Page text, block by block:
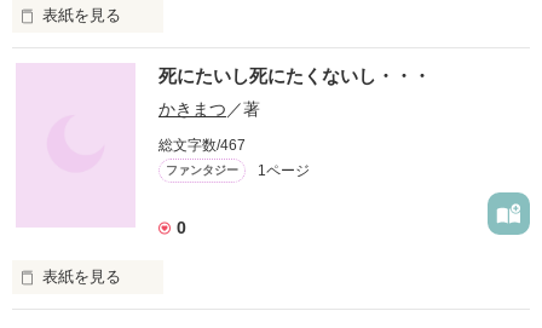
表紙を見る
冒険者はどれだけ辛いかを知っているか？
突然異世界召喚されたりホントまじ辛いんだよ！
作品を読む
死にたいし死にたくないし・・・
かきまつ ／著
総文字数/467
ファンタジー 1ページ
0
表紙を見る